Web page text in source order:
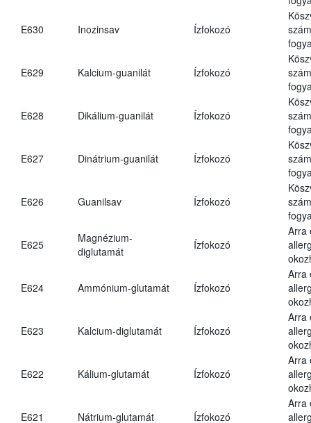
E630 Inozinsav Ízfokozó
E629 Kalcium-guanilát Ízfokozó
E628 Dikálium-guanilát Ízfokozó
E627 Dinátrium-guanilát Ízfokozó
E626 Guanilsav Ízfokozó
E625
Magnézium-
diglutamát
Ízfokozó
Arra
E624 Ammónium-glutamát Ízfokozó
Arra
E623 Kalcium-diglutamát Ízfokozó
Arra
E622 Kálium-glutamát Ízfokozó
Arra
E621 Nátrium-glutamát Ízfokozó
Arra